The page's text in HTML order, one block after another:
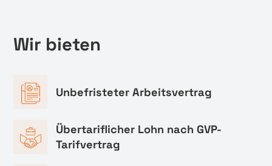
Wir bieten
Unbefristeter Arbeitsvertrag
Übertariflicher Lohn nach GVP-
Tarifvertrag